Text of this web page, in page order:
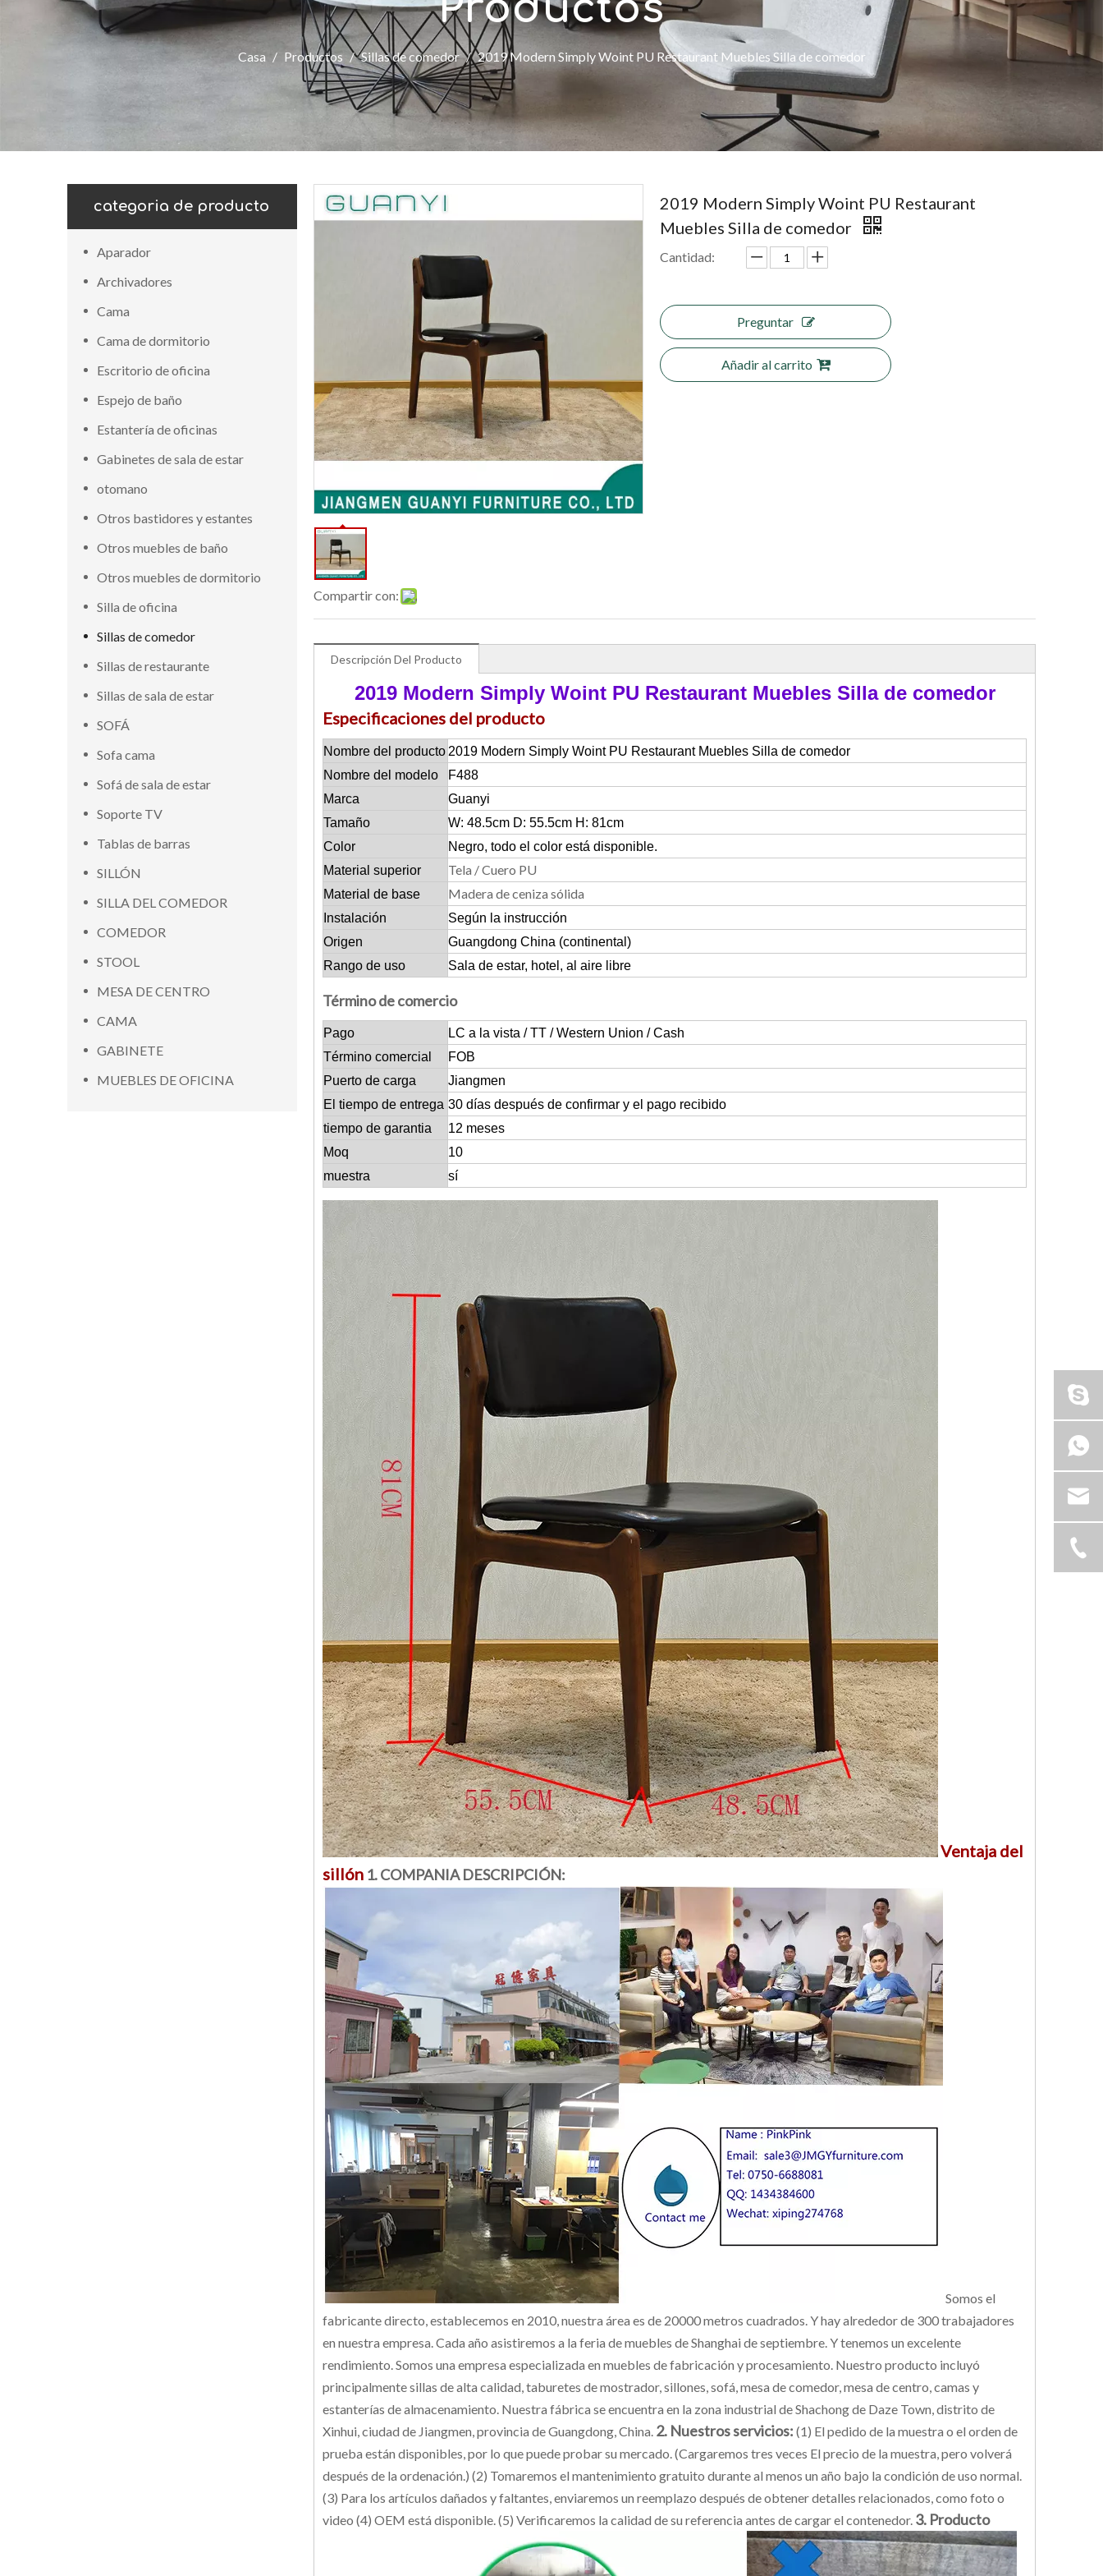
Casa / Productos / Sillas de comedor / 2019 Modern Simply Woint PU Restaurant Muebles Silla de comedor
categoria de producto
Aparador
Archivadores
Cama
Cama de dormitorio
Escritorio de oficina
Espejo de baño
Estantería de oficinas
Gabinetes de sala de estar
otomano
Otros bastidores y estantes
Otros muebles de baño
Otros muebles de dormitorio
Silla de oficina
Sillas de comedor
Sillas de restaurante
Sillas de sala de estar
SOFÁ
Sofa cama
Sofá de sala de estar
Soporte TV
Tablas de barras
SILLÓN
SILLA DEL COMEDOR
COMEDOR
STOOL
MESA DE CENTRO
CAMA
GABINETE
MUEBLES DE OFICINA
Compartir con:
2019 Modern Simply Woint PU Restaurant
Muebles Silla de comedor
Cantidad:
Preguntar
Añadir al carrito
Descripción Del Producto
2019 Modern Simply Woint PU Restaurant Muebles Silla de comedor
Especificaciones del producto
Nombre del producto 2019 Modern Simply Woint PU Restaurant Muebles Silla de comedor
Nombre del modelo
F488
Marca
Guanyi
Tamaño
W: 48.5cm D: 55.5cm H: 81cm
Color
Negro, todo el color está disponible.
Material superior
Tela / Cuero PU
Material de base Madera de ceniza sólida
Instalación
Según la instrucción
Origen
Guangdong China (continental)
Rango de uso
Sala de estar, hotel, al aire libre
Término de comercio
Pago
LC a la vista / TT / Western Union / Cash
Término comercial
FOB
Puerto de carga
Jiangmen
El tiempo de entrega 30 días después de confirmar y el pago recibido
tiempo de garantia
12 meses
Moq
10
muestra
sí
Ventaja del
sillón 1. COMPANIA DESCRIPCIÓN:
Somos el
fabricante directo, establecemos en 2010, nuestra área es de 20000 metros cuadrados. Y hay alrededor de 300 trabajadores
en nuestra empresa. Cada año asistiremos a la feria de muebles de Shanghai de septiembre. Y tenemos un excelente
rendimiento. Somos una empresa especializada en muebles de fabricación y procesamiento. Nuestro producto incluyó
principalmente sillas de alta calidad, taburetes de mostrador, sillones, sofá, mesa de comedor, mesa de centro, camas y
estanterías de almacenamiento. Nuestra fábrica se encuentra en la zona industrial de Shachong de Daze Town, distrito de
Xinhui, ciudad de Jiangmen, provincia de Guangdong, China. 2. Nuestros servicios: (1) El pedido de la muestra o el orden de
prueba están disponibles, por lo que puede probar su mercado. (Cargaremos tres veces El precio de la muestra, pero volverá
después de la ordenación.) (2) Tomaremos el mantenimiento gratuito durante al menos un año bajo la condición de uso normal.
(3) Para los artículos dañados y faltantes, enviaremos un reemplazo después de obtener detalles relacionados, como foto o
video (4) OEM está disponible. (5) Verificaremos la calidad de su referencia antes de cargar el contenedor. 3. Producto